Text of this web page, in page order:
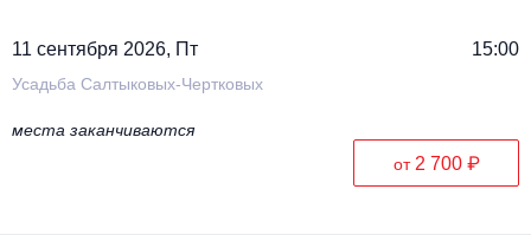
11 сентября 2026, Пт 15:00
Усадьба Салтыковых-Чертковых
места заканчиваются
от 2 700 ₽